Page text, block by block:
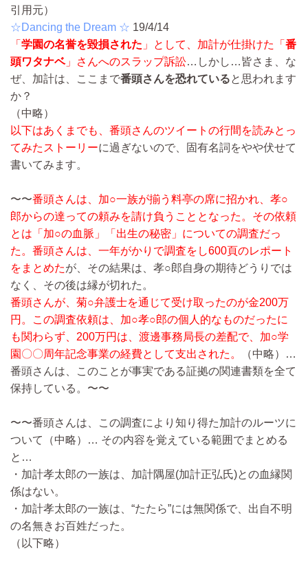
引用元）
☆Dancing the Dream ☆ 19/4/14
「 学園の名誉を毀損された 」として、加計が仕掛けた「 番
頭ワタナベ」さんへのスラップ訴訟…しかし…皆さま、な
ぜ、加計は、ここまで番頭さんを恐れていると思われます
か？
（中略）
以下はあくまでも、番頭さんのツイートの行間を読みとっ
てみたストーリーに過ぎないので、固有名詞をやや伏せて
書いてみます。
〜〜番頭さんは、加○一族が揃う料亭の席に招かれ、孝○
郎からの達っての頼みを請け負うこととなった。その依頼
とは「加○の血脈」「出生の秘密」についての調査だっ
た。番頭さんは、一年がかりで調査をし600頁のレポート
をまとめたが、その結果は、孝○郎自身の期待どうりでは
なく、その後は縁が切れた。
番頭さんが、菊○弁護士を通じて受け取ったのが金200万
円。この調査依頼は、加○孝○郎の個人的なものだったに
も関わらず、200万円は、渡邊事務局長の差配で、加○学
園〇〇周年記念事業の経費として支出された。
（中略）…
番頭さんは、このことが事実である証拠の関連書類を全て
保持している。〜〜
〜〜番頭さんは、この調査により知り得た加計のルーツに
ついて
（中略）… その内容を覚えている範囲でまとめる
と…
・加計孝太郎の一族は、加計隅屋(加計正弘氏)との血縁関
係はない。
・加計孝太郎の一族は、“たたら”には無関係で、出自不明
の名無きお百姓だった。
（以下略）